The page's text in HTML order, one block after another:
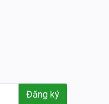
Đăng ký